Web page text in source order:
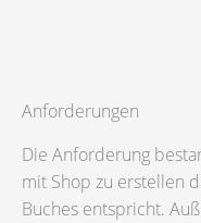
Anforderungen
Die Anforderung
mit Shop zu erstellen
Buches entspricht.